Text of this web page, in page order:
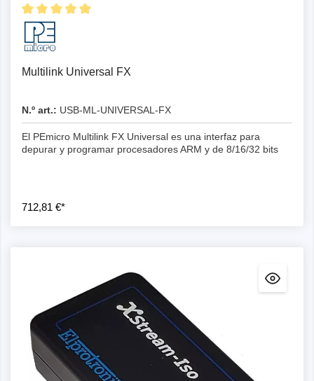
Multilink Universal FX
N.º art.: USB-ML-UNIVERSAL-FX
El PEmicro Multilink FX Universal es una interfaz para
depurar y programar procesadores ARM y de 8/16/32 bits
712,81 €*